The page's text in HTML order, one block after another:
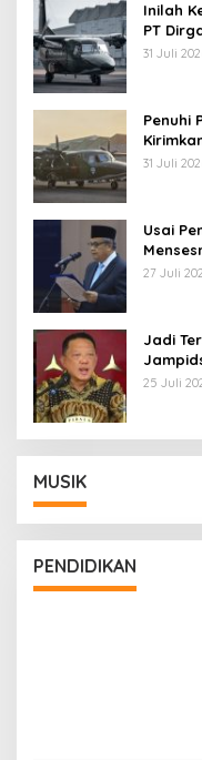
Inilah
PT
31 Juli
Penuhi
AU
31 Juli
Usai
27 Juli
Jadi
25 Juli
MUSIK
PENDIDIKAN